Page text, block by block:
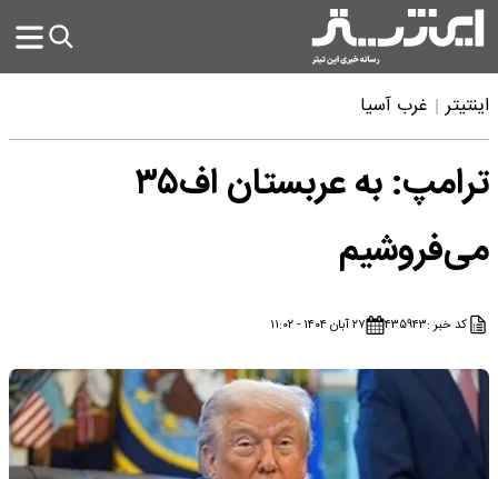
اینتیتر غرب آسیا
ترامپ: به عربستان اف۳۵
می‌فروشیم
کد خبر :۴۳۵۹۴۳ ۲۷ آبان ۱۴۰۴ - ۱۱:۰۲